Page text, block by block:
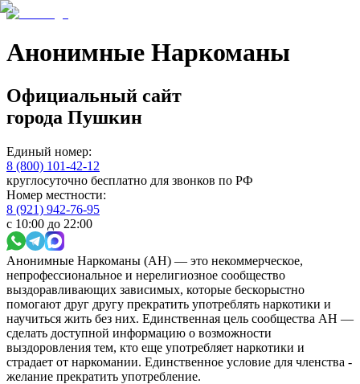
Анонимные Наркоманы
Официальный сайт
города Пушкин
Единый номер:
8 (800) 101-42-12
круглосуточно бесплатно для звонков по РФ
Номер местности:
8 (921) 942-76-95
с 10:00 до 22:00
Анонимные Наркоманы (АН) — это некоммерческое,
непрофессиональное и нерелигиозное сообщество
выздоравливающих зависимых, которые бескорыстно
помогают друг другу прекратить употреблять наркотики и
научиться жить без них. Единственная цель сообщества АН —
сделать доступной информацию о возможности
выздоровления тем, кто еще употребляет наркотики и
страдает от наркомании. Единственное условие для членства -
желание прекратить употребление.